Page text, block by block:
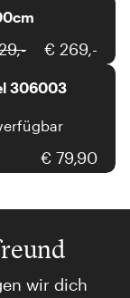
€ 269,-
in-the-bulb
306003
€ 79,90
wir dich